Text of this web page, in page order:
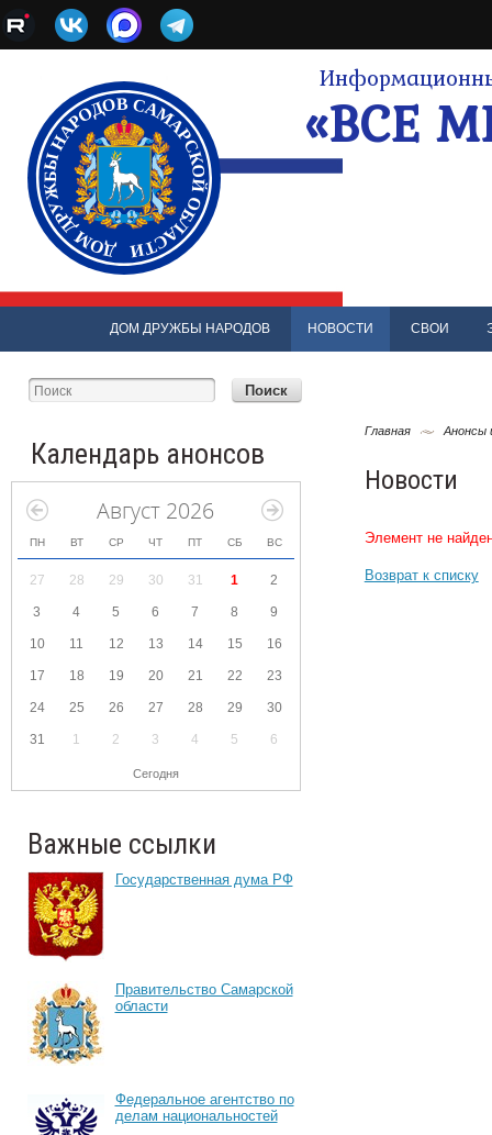
«ВСЕ
ДОМ ДРУЖБЫ НАРОДОВ НОВОСТИ СВОИ
Календарь анонсов
Август 2026
ПН ВТ СР ЧТ ПТ СБ ВС
27 28 29 30 31 1 2
3 4 5 6 7 8 9
10 11 12 13 14 15 16
17 18 19 20 21 22 23
24 25 26 27 28 29 30
31 1 2 3 4 5 6
Сегодня
Важные ссылки
Государственная дума РФ
Правительство Самарской
области
Федеральное агентство по
делам национальностей
Главная Анонсы
Новости
Элемент не
Возврат к списку